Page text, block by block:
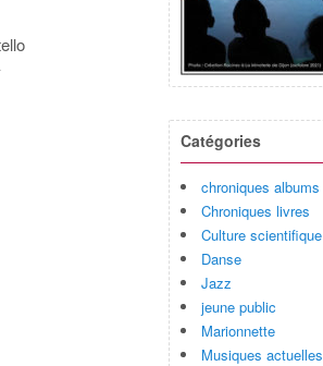
Catégories
chroniques albums
Chroniques livres
Culture scientifique
Danse
Jazz
jeune public
Marionnette
Musiques actuelles